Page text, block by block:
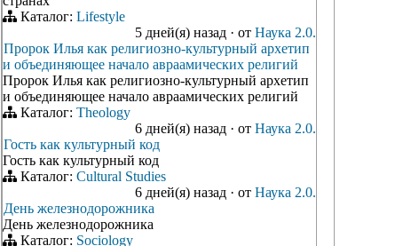
Каталог: Lifestyle
5 дней(я) назад · от Наука 2.0.
Пророк Илья как религиозно-культурный архетип
и объединяющее начало авраамических религий
Пророк Илья как религиозно-культурный архетип
и объединяющее начало авраамических религий
Каталог: Theology
6 дней(я) назад · от Наука 2.0.
Гость как культурный код
Гость как культурный код
Каталог: Cultural Studies
6 дней(я) назад · от Наука 2.0.
День железнодорожника
День железнодорожника
Каталог: Sociology